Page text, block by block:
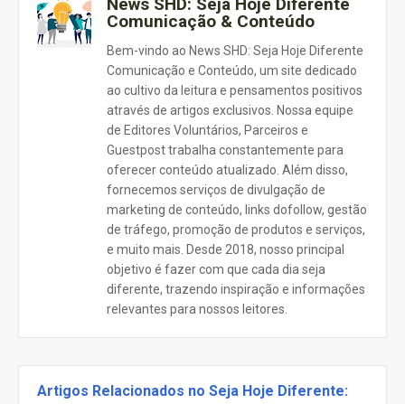
Comunicação & Conteúdo
Bem-vindo ao News SHD: Seja Hoje Diferente
Comunicação e Conteúdo, um site dedicado
ao cultivo da leitura e pensamentos positivos
através de artigos exclusivos. Nossa equipe
de Editores Voluntários, Parceiros e
Guestpost trabalha constantemente para
oferecer conteúdo atualizado. Além disso,
fornecemos serviços de divulgação de
marketing de conteúdo, links dofollow, gestão
de tráfego, promoção de produtos e serviços,
e muito mais. Desde 2018, nosso principal
objetivo é fazer com que cada dia seja
diferente, trazendo inspiração e informações
relevantes para nossos leitores.
Artigos Relacionados no Seja Hoje Diferente: